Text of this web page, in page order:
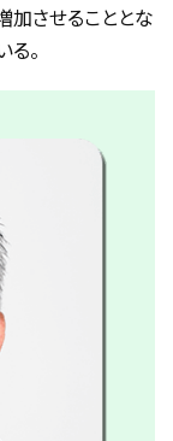
加させることとな
。